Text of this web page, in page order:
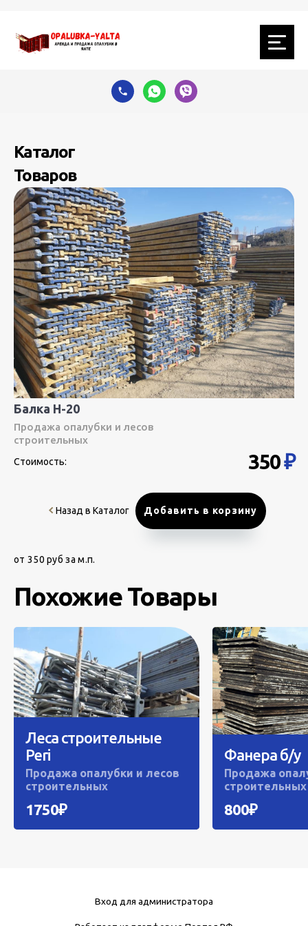
Каталог
Товаров
Балка H-20
Продажа опалубки и лесов
строительных
Стоимость: 350₽
Назад в Каталог Добавить в корзину
от 350 руб за м.п.
Похожие Товары
Леса строительные
Peri
Продажа опалубки и лесов
строительных
1750₽
Фанера б/у
Продажа
строительных
800₽
Вход для администратора